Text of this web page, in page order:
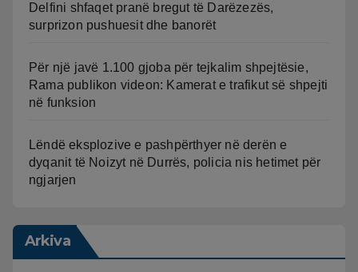
Delfini shfaqet pranë bregut të Darëzezës,
surprizon pushuesit dhe banorët
Për një javë 1.100 gjoba për tejkalim shpejtësie,
Rama publikon videon: Kamerat e trafikut së shpejti
në funksion
Lëndë eksplozive e pashpërthyer në derën e
dyqanit të Noizyt në Durrës, policia nis hetimet për
ngjarjen
Arkiva